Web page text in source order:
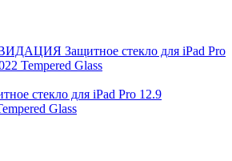
стекло для iPad Pro 12.9
Glass